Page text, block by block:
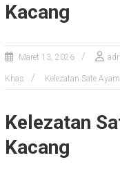
Kacang
Maret 13, 2026
Khas Kelezatan Sate
Kelezatan
Kacang